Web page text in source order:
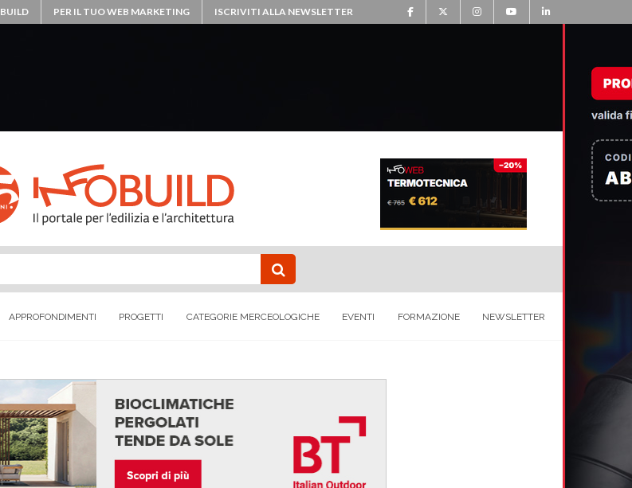
PER IL TUO WEB MARKETING ISCRIVITI ALLA NEWSLETTER
APPROFONDIMENTI PROGETTI CATEGORIE MERCEOLOGICHE EVENTI FORMAZIONE NEWSLETTER